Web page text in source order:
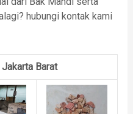
hubungi kontak kami
Barat